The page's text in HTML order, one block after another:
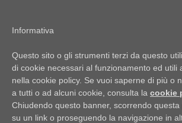
Italia Notizie
Giornale di Basilicata
Giornale di Puglia
INFORMAPUGLIA
Il portale n.1 del lavoro
in Puglia
Informativa
Questo sito o gli strumenti terzi da questo
di cookie necessari al funzionamento ed utili
nella cookie policy. Se vuoi saperne di più o
a tutti o ad alcuni cookie, consulta la cookie
Chiudendo questo banner, scorrendo
su un link o proseguendo la navigazione in